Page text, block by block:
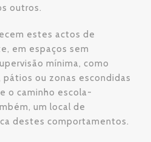
outros.
estes actos de
em espaços sem
mínima, como
pátios ou zonas escondidas
o caminho escola-
um local de
destes comportamentos.